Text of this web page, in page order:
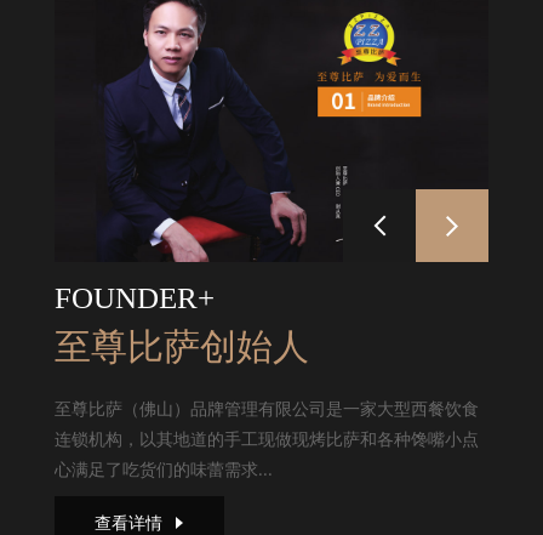
FOUNDER+
至尊比萨创始人
至尊比萨（佛山）品牌管理有限公司是一家大型西餐饮食
连锁机构，以其地道的手工现做现烤比萨和各种馋嘴小点
心满足了吃货们的味蕾需求...
查看详情